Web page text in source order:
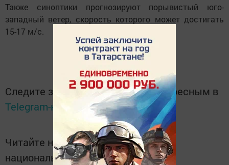
Также синоптики прогнозируют порывистый юго-
западный ветер, скорость которого может достигать
15-17 м/с.
Следите за самым важным и интересным в
Telegram-канале
Татмедиа
Читайте новости Татарстана в
национальном мессенджере MАХ: